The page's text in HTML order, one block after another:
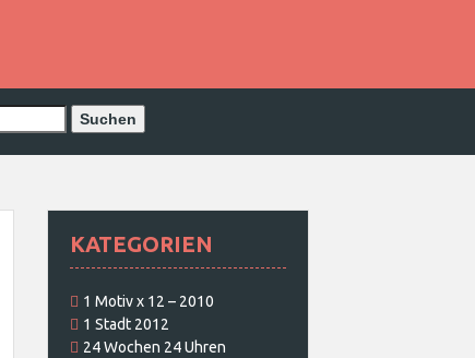
KATEGORIEN
1 Motiv x 12 – 2010
1 Stadt 2012
24 Wochen 24 Uhren